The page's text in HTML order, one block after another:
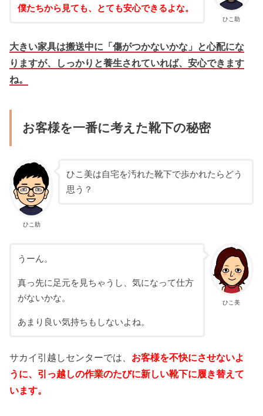
ひこ助
僕たちから見ても、とても安心できるよな。
大きい家具は搬送中に「傷がつかないかな」と心配にな
りますが、しっかりと養生されていれば、安心できます
ね。
お客様を一番に考えた靴下の秘密
ひこ助
ひこ美は自宅を汚れた靴下で歩かれたらどう
思う？
ひこ美
うーん。
真っ先に足元を見ちゃうし、気になって仕方
がないかな。
あまり良い気持ちもしないよね。
サカイ引越しセンターでは、 お客様を不快にさせないよ
うに、引っ越しの作業のたびに新しい靴下に履き替えて
います。